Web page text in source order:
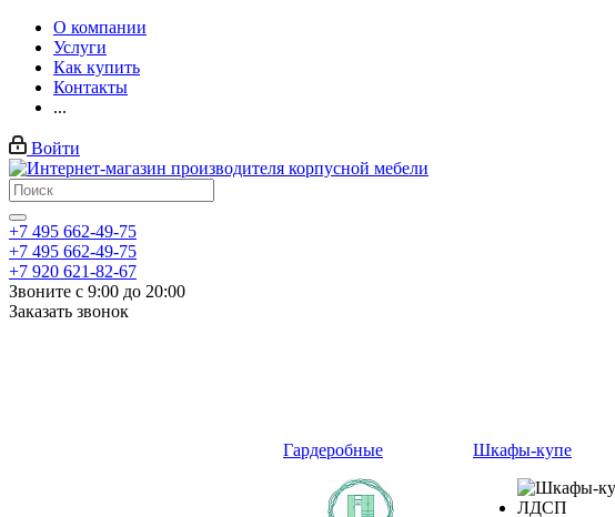
О компании
Услуги
Как купить
Контакты
...
Войти
+7 495 662-49-75
+7 495 662-49-75
+7 920 621-82-67
Звоните с 9:00 до 20:00
Заказать звонок
Гардеробные Шкафы-купе